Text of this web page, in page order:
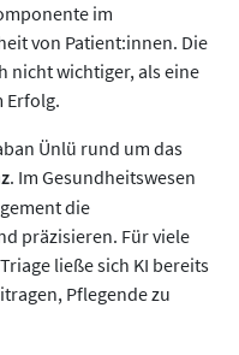
im
von Patient:innen. Die
nicht wichtiger, als eine
Erfolg.
Ünlü rund um das
. Im Gesundheitswesen
die
präzisieren. Für viele
ließe sich KI bereits
Pflegende zu